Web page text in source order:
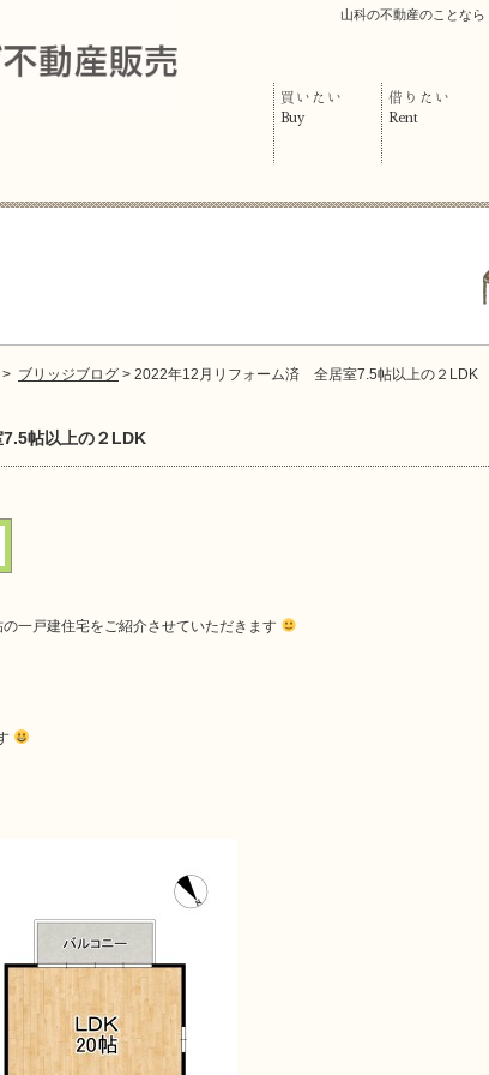
山科の不動産のことな
買いたい
Buy
借りたい
Rent
> ブリッジブログ > 2022年12月リフォーム済 全居室7.5帖以上の２LDK
帖以上の２LDK
一戸建住宅をご紹介させていただきます